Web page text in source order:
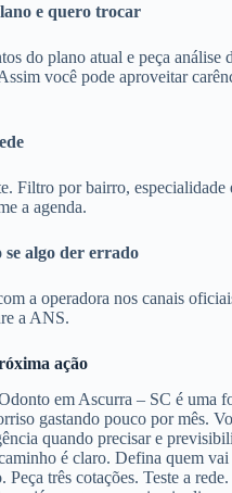
e quero trocar
do plano atual e peça análise
você pode aproveitar
Filtro por bairro, especialidade
a agenda.
se algo der errado
a operadora nos canais
a ANS.
ação
em Ascurra – SC é uma
gastando pouco por mês.
quando precisar e
é claro. Defina quem vai
Peça três cotações. Teste a